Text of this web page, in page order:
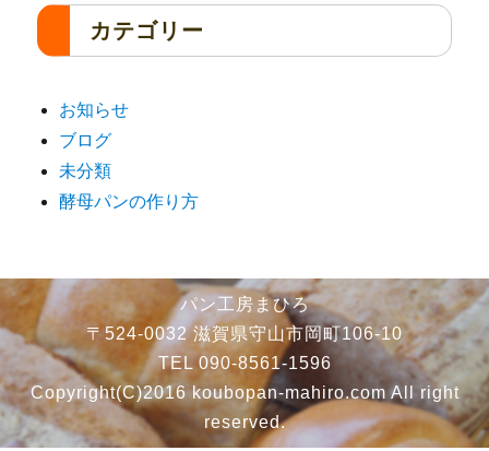
カテゴリー
お知らせ
ブログ
未分類
酵母パンの作り方
パン工房まひろ
〒524-0032 滋賀県守山市岡町106-10
TEL 090-8561-1596
Copyright(C)2016 koubopan-mahiro.com All right
reserved.